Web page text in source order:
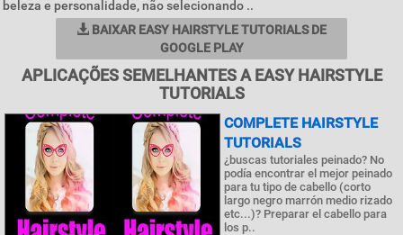
beleza e personalidade, não selecionando ..
BAIXAR EASY HAIRSTYLE TUTORIALS DE
GOOGLE PLAY
APLICAÇÕES SEMELHANTES A EASY HAIRSTYLE
TUTORIALS
COMPLETE HAIRSTYLE
TUTORIALS
¿buscas tutoriales peinado? No
podía encontrar el mejor peinado
para tu tipo de cabello (corto
largo negro marrón medio rizado
etc...)? Preparar el cabello para
los p..